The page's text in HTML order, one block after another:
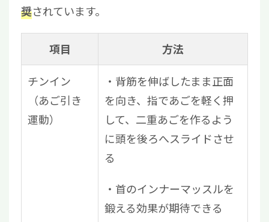
奨されています。
項目 方法
チンイン
（あご引き
運動）
・背筋を伸ばしたまま正面
を向き、指であごを軽く押
して、二重あごを作るよう
に頭を後ろへスライドさせ
る
・首のインナーマッスルを
鍛える効果が期待できる